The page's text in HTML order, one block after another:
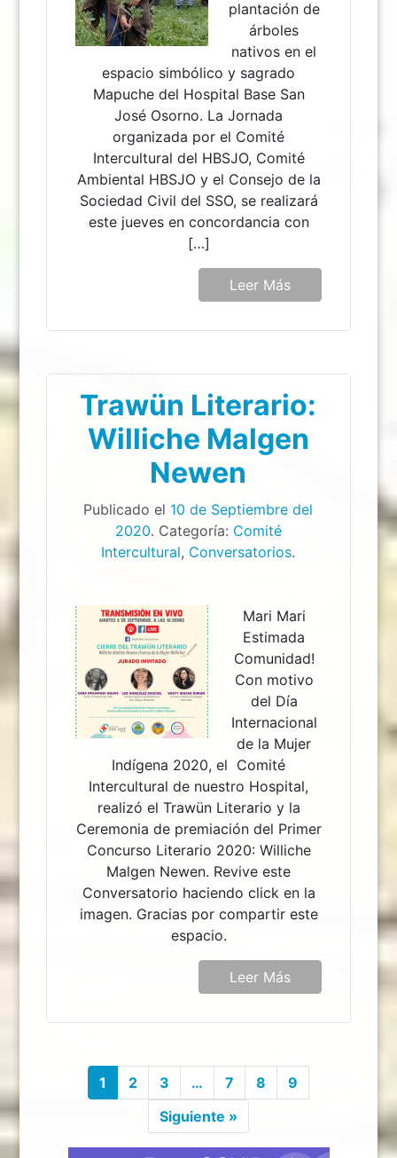
plantación de
árboles
nativos en el
espacio simbólico y sagrado
Mapuche del Hospital Base San
José Osorno. La Jornada
organizada por el Comité
Intercultural del HBSJO, Comité
Ambiental HBSJO y el Consejo de la
Sociedad Civil del SSO, se realizará
este jueves en concordancia con
[…]
Leer Más
Trawün Literario:
Williche Malgen
Newen
Publicado el 10 de Septiembre del
2020. Categoría: Comité
Intercultural, Conversatorios.
Mari Mari
Estimada
Comunidad!
Con motivo
del Día
Internacional
de la Mujer
Indígena 2020, el Comité
Intercultural de nuestro Hospital,
realizó el Trawün Literario y la
Ceremonia de premiación del Primer
Concurso Literario 2020: Williche
Malgen Newen. Revive este
Conversatorio haciendo click en la
imagen. Gracias por compartir este
espacio.
Leer Más
1 2 3 … 7 8
9
Siguiente »